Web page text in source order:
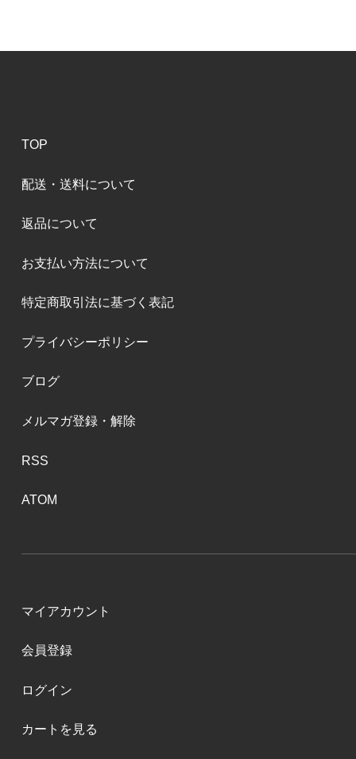
TOP
配送・送料について
返品について
お支払い方法について
特定商取引法に基づく表記
プライバシーポリシー
ブログ
メルマガ登録・解除
RSS
ATOM
マイアカウント
会員登録
ログイン
カートを見る